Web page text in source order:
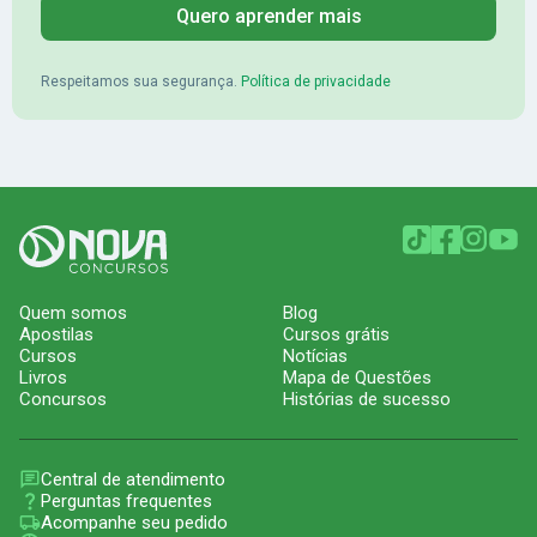
Quero aprender mais
Respeitamos sua segurança. Política de privacidade
Quem somos
Apostilas
Cursos
Livros
Concursos
Blog
Cursos grátis
Notícias
Mapa de Questões
Histórias de sucesso
Central de atendimento
Perguntas frequentes
Acompanhe seu pedido